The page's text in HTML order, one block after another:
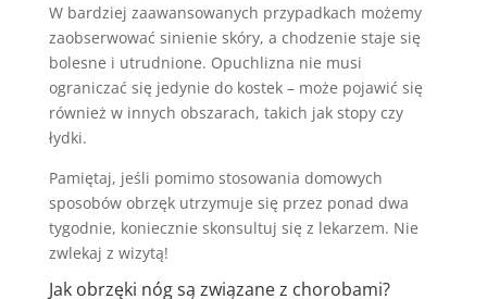
W bardziej zaawansowanych przypadkach możemy
zaobserwować sinienie skóry, a chodzenie staje się
bolesne i utrudnione. Opuchlizna nie musi
ograniczać się jedynie do kostek – może pojawić się
również w innych obszarach, takich jak stopy czy
łydki.
Pamiętaj, jeśli pomimo stosowania domowych
sposobów obrzęk utrzymuje się przez ponad dwa
tygodnie, koniecznie skonsultuj się z lekarzem. Nie
zwlekaj z wizytą!
Jak obrzęki nóg są związane z chorobami?